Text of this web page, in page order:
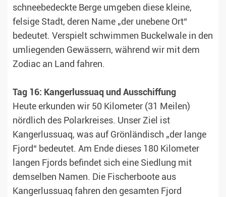
schneebedeckte Berge umgeben diese kleine,
felsige Stadt, deren Name „der unebene Ort“
bedeutet. Verspielt schwimmen Buckelwale in den
umliegenden Gewässern, während wir mit dem
Zodiac an Land fahren.
Tag 16: Kangerlussuaq und Ausschiffung
Heute erkunden wir 50 Kilometer (31 Meilen)
nördlich des Polarkreises. Unser Ziel ist
Kangerlussuaq, was auf Grönländisch „der lange
Fjord“ bedeutet. Am Ende dieses 180 Kilometer
langen Fjords befindet sich eine Siedlung mit
demselben Namen. Die Fischerboote aus
Kangerlussuaq fahren den gesamten Fjord